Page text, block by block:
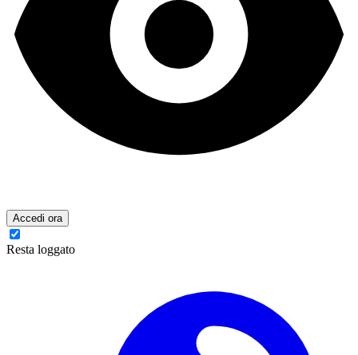
Accedi ora
Resta loggato